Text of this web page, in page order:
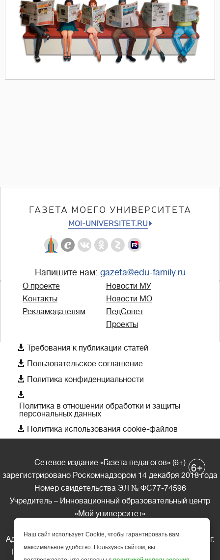
ГАЗЕТА МОЕГО УНИВЕРСИТЕТА
MOI-UNIVERSITET.RU
Напишите нам: gazeta@edu-family.ru
О проекте
Контакты
Рекламодателям
Новости МУ
Новости МО
ПедСовет
Проекты
 Требования к публикации статей
 Пользовательское соглашение
 Политика конфиденциальности

Политика в отношении обработки и защиты
персональных данных
 Политика использования cookie-файлов
Сетевое издание «Газета педагогов» (6+)
зарегистрировано Роскомнадзором 14 декабря 2018 года
Номер свидетельства ЭЛ № ФС77-74596
Учредитель – Инновационный образовательный центр
«Мой университет»
Адрес редакции: 185035 Россия, Республика Карелия, г.
Петрозаводск, ул. Фридриха Энгельса д.10, офис 211
6+
Наш сайт использует Cookie, чтобы гарантировать вам
максимальное удобство. Пользуясь сайтом, вы